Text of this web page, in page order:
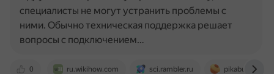
0 ru.wikihow.com sci.rambler.ru pikabu.ru
специалисты не могут устранить проблемы с
ними. Обычно техническая поддержка решает
вопросы с подключением…